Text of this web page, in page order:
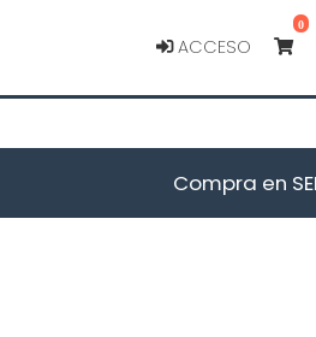
ACCESO
0
Compra en